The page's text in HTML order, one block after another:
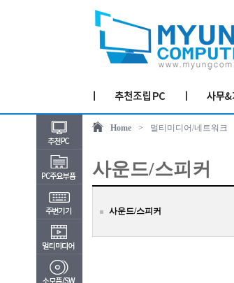
Home > 멀티미디어/네트워크
사운드/스피커
사운드/스피커